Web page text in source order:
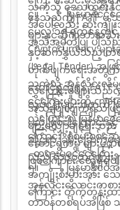
နေသည်ကို FATF မှ
များနှင့်ဆိုက်ဘာအသုံး
နှင့်ဆက်နွှယ်သည့် တရား
တိုက်ဖျက်ရေးအတွ
ဆောင်ရွက်ရန် FATF
လုပ်ငန်းများအတွက် မ
မည် ဖြစ်ပါကြောင်း
ဆိုင်ရာ ခြိမ်းခြောက်
သည် ရာဇဝတ်ဂိုဏ်းမျ
အကျိုးစီးပွားအား သ
ကြောင်း တိုက်တွန်းထ
သကဲ့သို့ ဒေသတွင်းနိုင်ငံ
အပေါ်လည်း ဆိုးကျို
အသိအမှတ်ပြု ပါသ
၄။မြန်မာနိုင်
မေလ ၁၅ ရက်နေ့တွင်
Cryptocurrencyမျာ
(Legal Tender) အဖြ
သကဲ့သို့ အွန်လိုင်းလိမ်လ
ငွေကြေးများကို
လွှဲပြောင်း၍ မြန်မာ့
ကြောင်း စုံစမ်းစစ်
တရားမဝင်ငွေကြေး
လွှဲပြောင်းမှုများသည်
အသုံးပြုလျက်ရှိသဖြ
များလျှော့ချရေးသ
ဆောင်ရွက်မှု များမှ
ဖြစ်ကြောင်း တွေ့ရှိရ
၅။ မြန်မာနိုင်ငံအ
အွန်လိုင်းလောင်းကစား
တာဝန်တစ်ရပ်အဖြစ်